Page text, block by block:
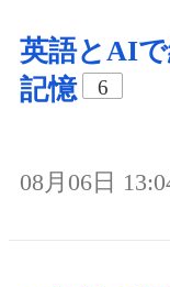
英語とAI
記憶
6
08月06日